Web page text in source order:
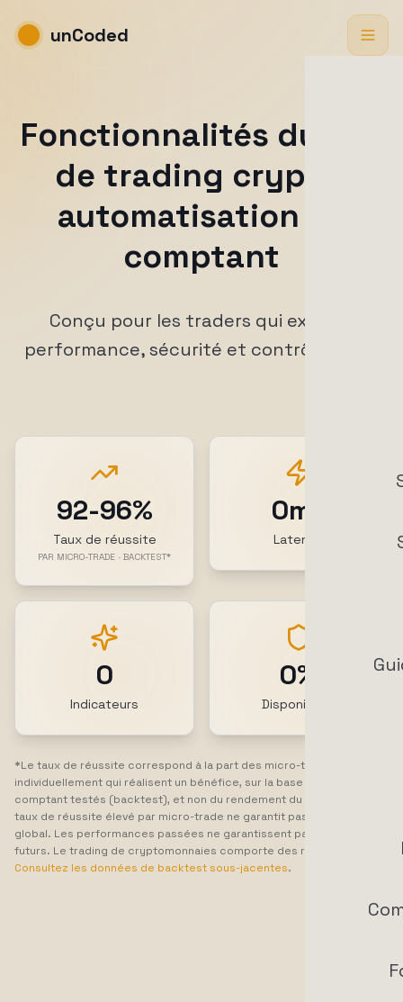
unCoded
Fonctionnalités du bot
de trading crypto,
automatisation au
comptant
Conçu pour les traders qui exigent
performance, sécurité et contrôle total.
92-96%
Taux de réussite
PAR MICRO-TRADE · BACKTEST*
0ms
Latence
0
Indicateurs
0%
Disponibilité
*Le taux de réussite correspond à la part des micro-trades clôturés
individuellement qui réalisent un bénéfice, sur la base de trades au
comptant testés (backtest), et non du rendement du portefeuille. Un
taux de réussite élevé par micro-trade ne garantit pas un bénéfice
global. Les performances passées ne garantissent pas les résultats
futurs. Le trading de cryptomonnaies comporte des risques.
Consultez les données de backtest sous-jacentes.